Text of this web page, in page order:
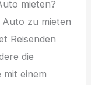
mieten?
zu mieten
Reisenden
die
einem